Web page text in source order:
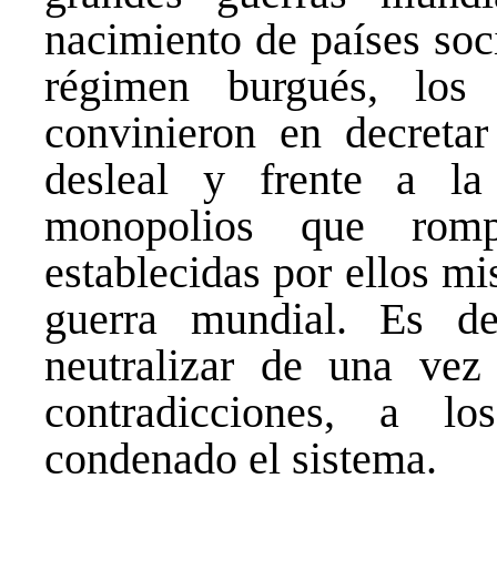
nacimiento de países
régimen burgués, los
convinieron en
desleal y frente a
monopolios que
establecidas por ellos
guerra mundial. Es
neutralizar de una
contradicciones, a
condenado el sistema.